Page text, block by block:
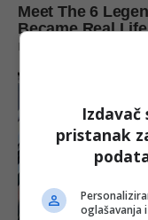
Izdavač
pristanak
oglašavanja